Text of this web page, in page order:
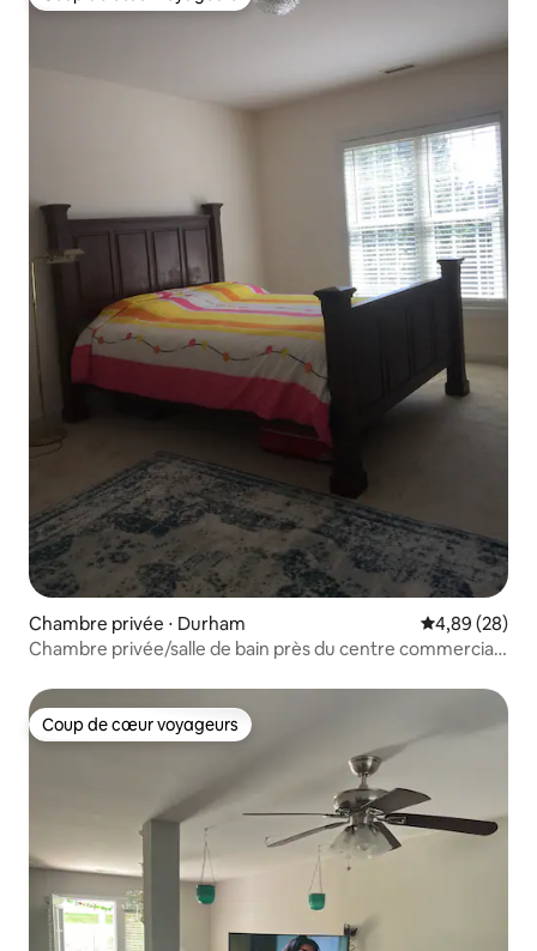
Coup de cœur voyageurs
Chambre privée ⋅ Durham Évaluation
4,89 (28)
Chambre privée/salle de bain près du centre commercial
Coup de cœur voyageurs
Coup de cœur voyageurs